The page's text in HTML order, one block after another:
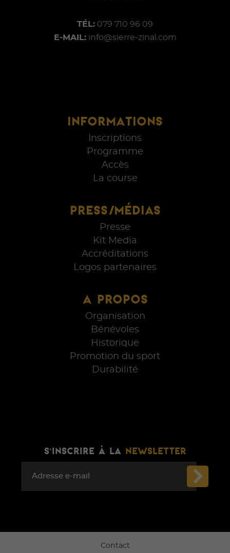
INFORMATIONS
Inscriptions
Programme
Accès
La course
PRESS/MÉDIAS
Presse
Kit Media
Accréditations
Logos partenaires
A PROPOS
Organisation
Bénévoles
Historique
Promotion du sport
Durabilité
TÉL: 079 710 96 09
E-MAIL: info@sierre-zinal.com
S'INSCRIRE À LA NEWSLETTER
Adresse e-mail
Contact